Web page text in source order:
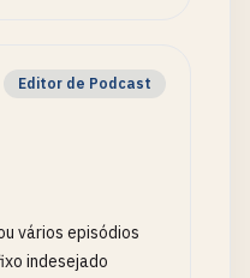
Editor de Podcast
vários episódios
indesejado